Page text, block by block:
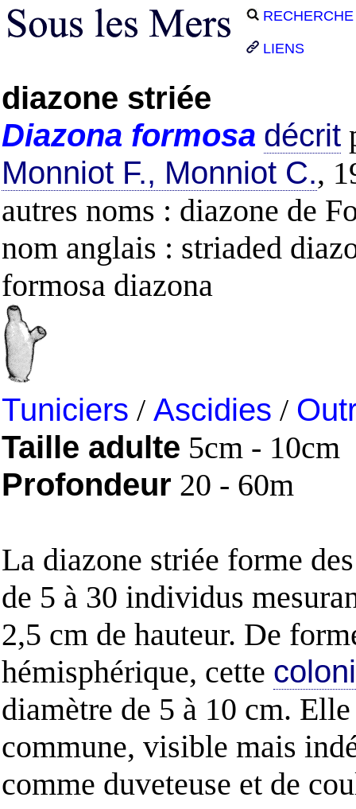
RECHERCHE
LIENS
diazone striée
Diazona formosa décrit
Monniot F., Monniot C.,
autres noms : diazone de
nom anglais : striaded
formosa diazona
Tuniciers / Ascidies /
Taille adulte 5cm - 10cm
Profondeur 20 - 60m
La diazone striée forme
de 5 à 30 individus
2,5 cm de hauteur. De
hémisphérique, cette
diamètre de 5 à 10 cm. Elle
commune, visible mais
comme duveteuse et de